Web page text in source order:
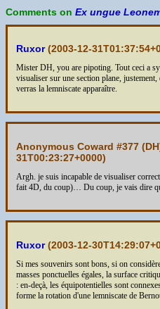
Comments on Ex ungue
Ruxor(2003-12-
Mister DH, you are pipoting. Tout ceci a
visualiser sur une section plane, justement,
verras la lemniscate apparaître.
Anonymous Coward #377
31T00:23:27+0000)
Argh. je suis incapable de visualiser
fait 4D, du coup)… Du coup, je vais dire
Ruxor(2003-12-
Si mes souvenirs sont bons, si on
masses ponctuelles égales, la surface
: en-deçà, les équipotentielles sont
forme la rotation d'une lemniscate de